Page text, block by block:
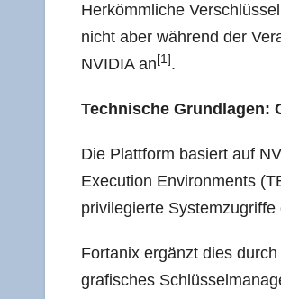
Her­kömm­li­che
nicht aber wäh­rend der
NVIDIA an [1] .
Tech­ni­sche Grund­la­gen:
Die Platt­form basiert auf
Exe­cu­ti­on Envi­ron­ments
pri­vi­le­gier­te
Forta­nix ergänzt dies
gra­fi­sches